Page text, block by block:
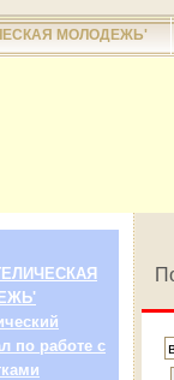
МОЛОДЕЖЬ'
по работе с